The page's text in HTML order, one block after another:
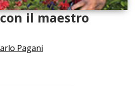
il maestro
Pagani